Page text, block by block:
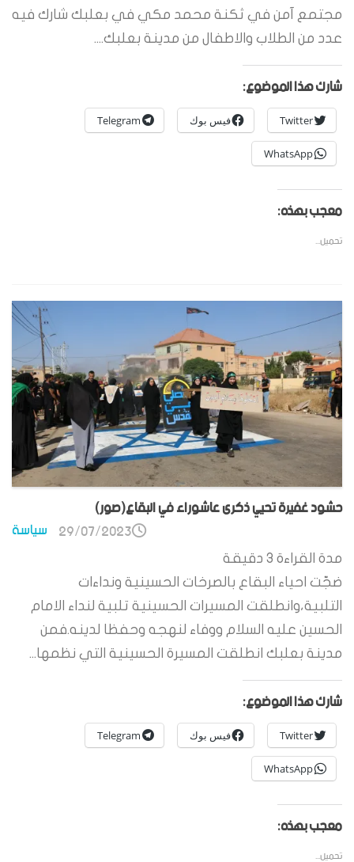
مجتمع آمن في ثكنة محمد مكي في بعلبك شارك فيه
عدد من الطلاب والاطفال من مدينة بعلبك....
شارك هذا الموضوع:
Twitter فيس بوك Telegram
WhatsApp
معجب بهذه:
تحميل...
حشود غفيرة تحيي ذكرى عاشوراء في البقاع(صور)
سياسة 29/07/2023
مدة القراءة 3 دقيقة
ضجّت احياء البقاع بالصرخات الحسينية ونداءات
التلبية،وانطلقت المسيرات الحسينية تلبية لنداء الامام
الحسين عليه السلام ووفاء لنهجه وحفظا لدينه.فمن
مدينة بعلبك انطلقت المسيرة الحسينية التي نظمها...
شارك هذا الموضوع:
Twitter فيس بوك Telegram
WhatsApp
معجب بهذه:
تحميل...